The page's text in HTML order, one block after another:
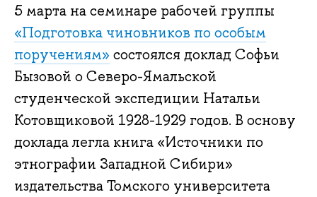
5 марта на семинаре рабочей группы
«Подготовка чиновников по особым
поручениям» состоялся доклад Софьи
Бызовой о Северо-Ямальской
студенческой экспедиции Натальи
Котовщиковой 1928-1929 годов. В основу
доклада легла книга «Источники по
этнографии Западной Сибири»
издательства Томского университета